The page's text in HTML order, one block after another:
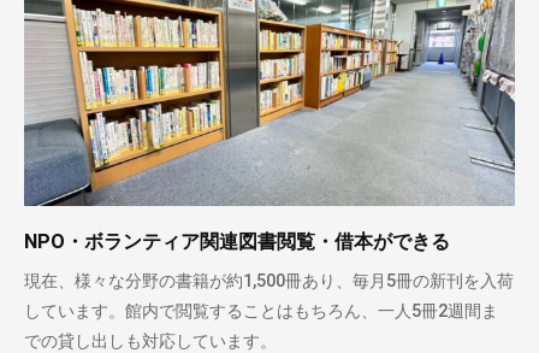
NPO・ボランティア関連図書閲覧・借本ができる
現在、様々な分野の書籍が約1,500冊あり、毎月5冊の新刊を入荷
しています。館内で閲覧することはもちろん、一人5冊2週間ま
での貸し出しも対応しています。